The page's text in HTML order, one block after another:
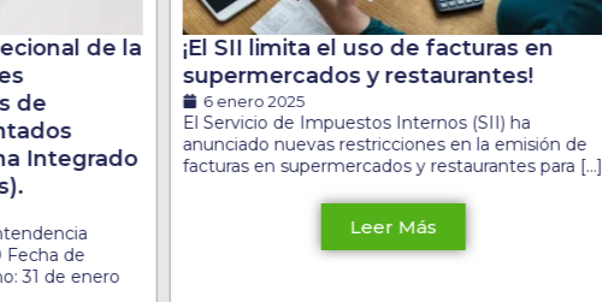
de la
de
Integrado
de
31 de enero
¡El SII limita el uso de facturas en
supermercados y restaurantes!
6 enero 2025
El Servicio de Impuestos Internos (SII) ha
anunciado nuevas restricciones en la emisión de
facturas en supermercados y restaurantes para […]
Leer Más